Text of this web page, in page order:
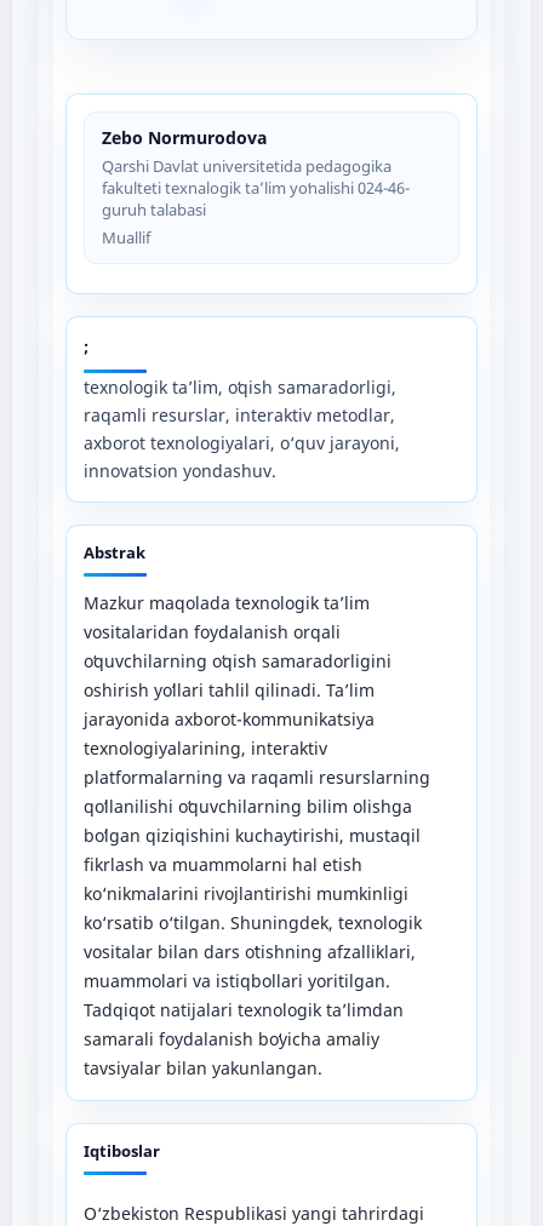
Zebo Normurodova
Qarshi Davlat universitetida pedagogika
fakulteti texnalogik taʼlim yoʻnalishi 024-46-
guruh talabasi
Muallif
;
texnologik taʼlim, oʻqish samaradorligi,
raqamli resurslar, interaktiv metodlar,
axborot texnologiyalari, o‘quv jarayoni,
innovatsion yondashuv.
Abstrak
Mazkur maqolada texnologik taʼlim
vositalaridan foydalanish orqali
oʻquvchilarning oʻqish samaradorligini
oshirish yoʻllari tahlil qilinadi. Taʼlim
jarayonida axborot-kommunikatsiya
texnologiyalarining, interaktiv
platformalarning va raqamli resurslarning
qoʻllanilishi oʻquvchilarning bilim olishga
boʻlgan qiziqishini kuchaytirishi, mustaqil
fikrlash va muammolarni hal etish
ko‘nikmalarini rivojlantirishi mumkinligi
ko‘rsatib o‘tilgan. Shuningdek, texnologik
vositalar bilan dars oʻtishning afzalliklari,
muammolari va istiqbollari yoritilgan.
Tadqiqot natijalari texnologik taʼlimdan
samarali foydalanish boʻyicha amaliy
tavsiyalar bilan yakunlangan.
Iqtiboslar
O‘zbekiston Respublikasi yangi tahrirdagi